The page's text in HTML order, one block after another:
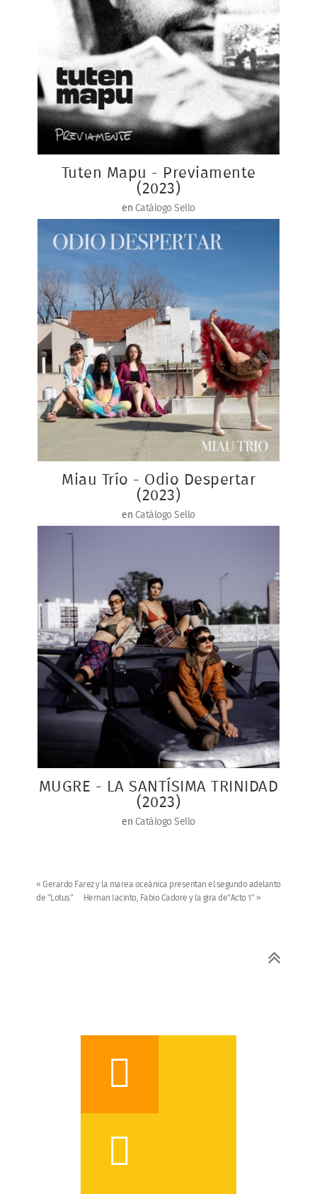
Tuten Mapu - Previamente
(2023)
en Catálogo Sello
Miau Trío - Odio Despertar
(2023)
en Catálogo Sello
MUGRE - LA SANTÍSIMA TRINIDAD
(2023)
en Catálogo Sello
« Gerardo Farez y la marea oceánica presentan el segundo adelanto
de "Lotus"
Hernan Jacinto, Fabio Cadore y la gira de"Acto 1" »

